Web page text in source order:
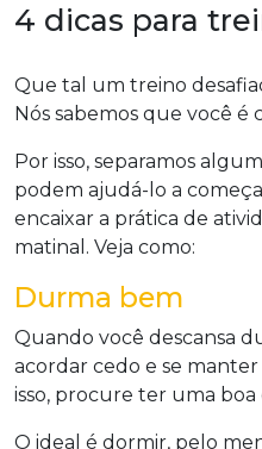
4 dicas para
Que tal um treino
Nós sabemos que você é
Por isso, separamos
podem ajudá-lo a
encaixar a prática de
matinal. Veja como:
Durma bem
Quando você descansa
acordar cedo e se
isso, procure ter uma
O ideal é dormir, pelo